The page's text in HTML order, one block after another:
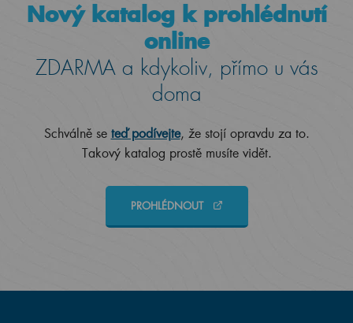
Nový katalog k prohlédnutí
online
ZDARMA a kdykoliv, přímo u vás
doma
Schválně se teď podívejte, že stojí opravdu za to.
Takový katalog prostě musíte vidět.
PROHLÉDNOUT